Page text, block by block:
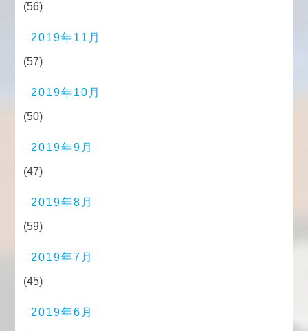
(56)
2019年11月
(57)
2019年10月
(50)
2019年9月
(47)
2019年8月
(59)
2019年7月
(45)
2019年6月